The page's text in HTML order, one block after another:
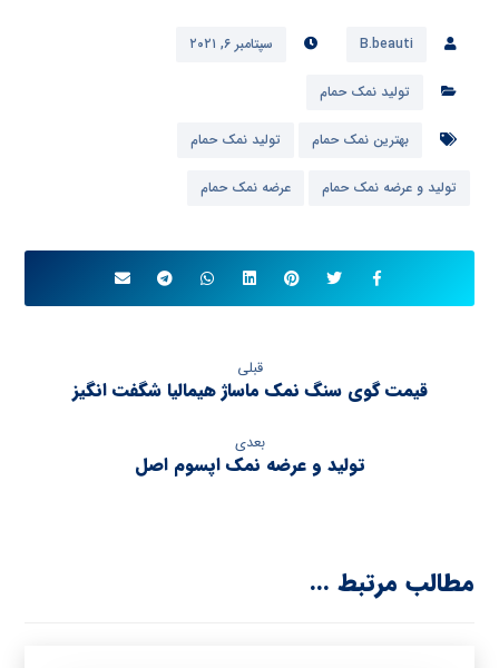
B.beauti سپتامبر ۶, ۲۰۲۱
تولید نمک حمام
بهترین نمک حمام تولید نمک حمام
تولید و عرضه نمک حمام عرضه نمک حمام
قبلی
قیمت گوی سنگ نمک ماساژ هیمالیا شگفت انگیز
بعدی
تولید و عرضه نمک اپسوم اصل
مطالب مرتبط ...